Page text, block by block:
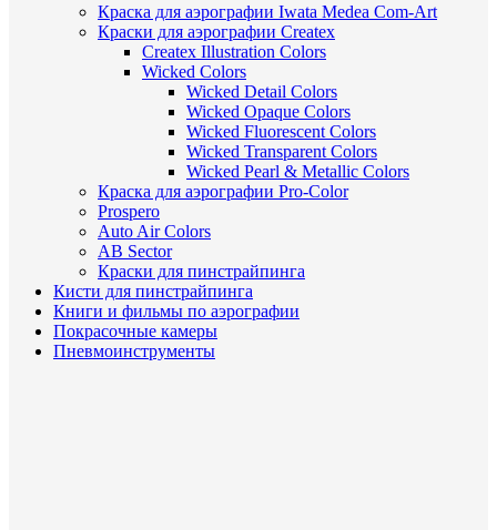
Краска для аэрографии Iwata Medea Com-Art
Краски для аэрографии Createx
Createx Illustration Colors
Wicked Colors
Wicked Detail Colors
Wicked Opaque Colors
Wicked Fluorescent Colors
Wicked Transparent Colors
Wicked Pearl & Metallic Colors
Краска для аэрографии Pro-Color
Prospero
Auto Air Colors
AB Sector
Краски для пинстрайпинга
Кисти для пинстрайпинга
Книги и фильмы по аэрографии
Покрасочные камеры
Пневмоинструменты